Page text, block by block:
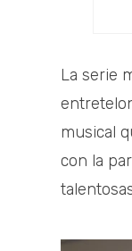
La serie
musical
con la